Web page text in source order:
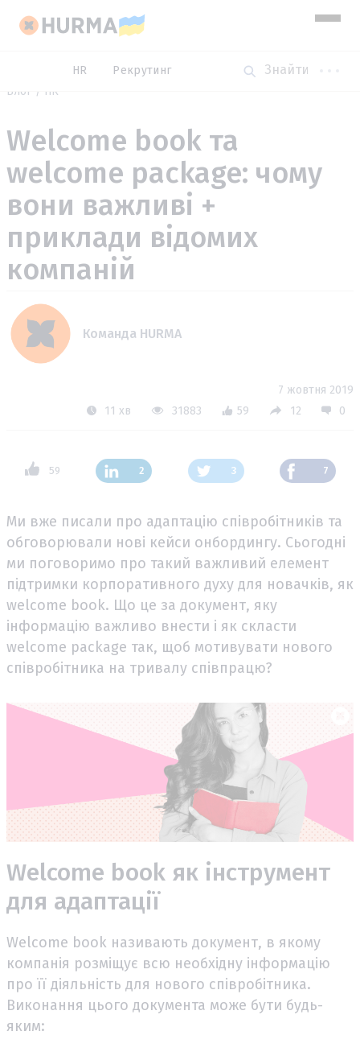
HR
Рекрутинг
Блог
HR
Welcome book та
welcome package: чому
вони важливі +
приклади відомих
компаній
Команда HURMA
7 жовтня 2019
11 хв
31883 59 12 0
59 2 3 7
Ми вже писали про адаптацію співробітників та
обговорювали нові кейси онбордингу. Сьогодні
ми поговоримо про такий важливий елемент
підтримки корпоративного духу для новачків, як
welcome book. Що це за документ, яку
інформацію важливо внести і як скласти
welcome package так, щоб мотивувати нового
співробітника на тривалу співпрацю?
Welcome book як інструмент
для адаптації
Welcome book називають документ, в якому
компанія розміщує всю необхідну інформацію
про її діяльність для нового співробітника.
Виконання цього документа може бути будь-
яким: